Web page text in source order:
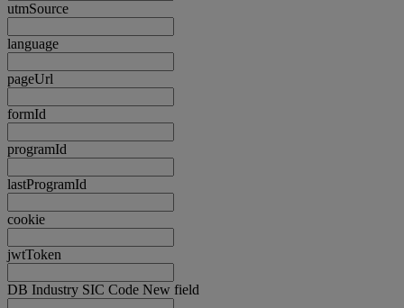
utmSource
language
pageUrl
formId
programId
lastProgramId
cookie
jwtToken
DB Industry SIC Code New field